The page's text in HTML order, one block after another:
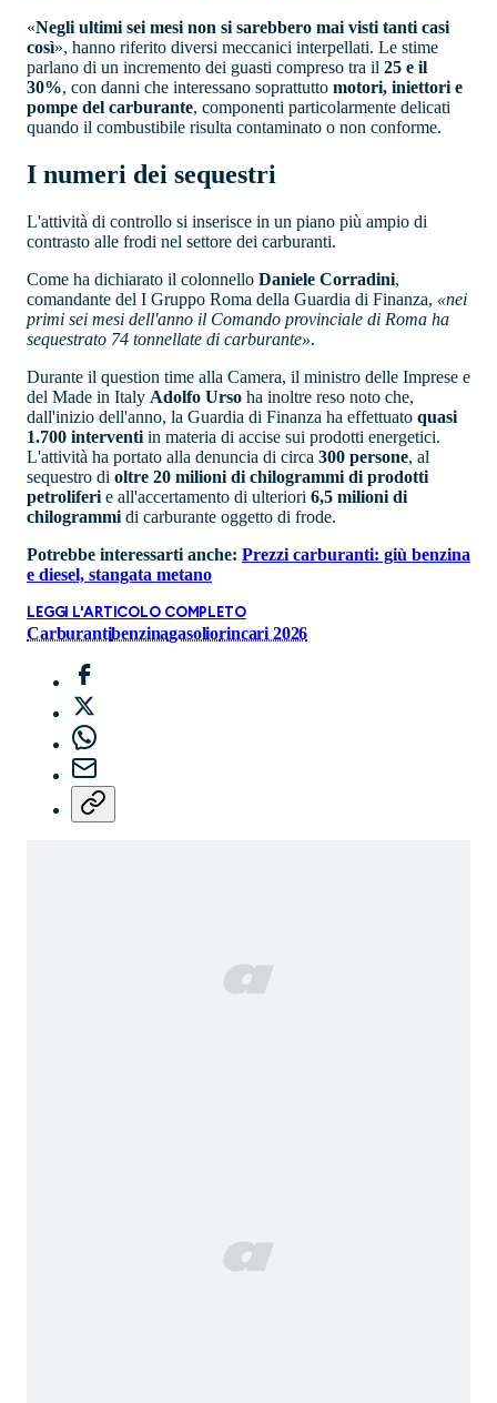
«Negli ultimi sei mesi non si sarebbero mai visti tanti casi
così», hanno riferito diversi meccanici interpellati. Le stime
parlano di un incremento dei guasti compreso tra il 25 e il
30%, con danni che interessano soprattutto motori, iniettori e
pompe del carburante, componenti particolarmente delicati
quando il combustibile risulta contaminato o non conforme.
I numeri dei sequestri
L'attività di controllo si inserisce in un piano più ampio di
contrasto alle frodi nel settore dei carburanti.
Come ha dichiarato il colonnello Daniele Corradini,
comandante del I Gruppo Roma della Guardia di Finanza, «nei
primi sei mesi dell'anno il Comando provinciale di Roma ha
sequestrato 74 tonnellate di carburante».
Durante il question time alla Camera, il ministro delle Imprese e
del Made in Italy Adolfo Urso ha inoltre reso noto che,
dall'inizio dell'anno, la Guardia di Finanza ha effettuato quasi
1.700 interventi in materia di accise sui prodotti energetici.
L'attività ha portato alla denuncia di circa 300 persone, al
sequestro di oltre 20 milioni di chilogrammi di prodotti
petroliferi e all'accertamento di ulteriori 6,5 milioni di
chilogrammi di carburante oggetto di frode.
Potrebbe interessarti anche: Prezzi carburanti: giù benzina
e diesel, stangata metano
LEGGI L'ARTICOLO COMPLETO
Carburantibenzinagasoliorincari 2026